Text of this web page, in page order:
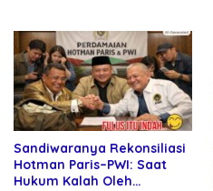
Sandiwaranya Rekonsiliasi
Hotman Paris–PWI: Saat
Hukum Kalah Oleh